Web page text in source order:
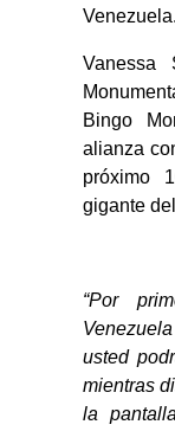
Venezuela.
Vanessa
Bingo
alianza
próximo
gigante
“Por
usted
mientras
la